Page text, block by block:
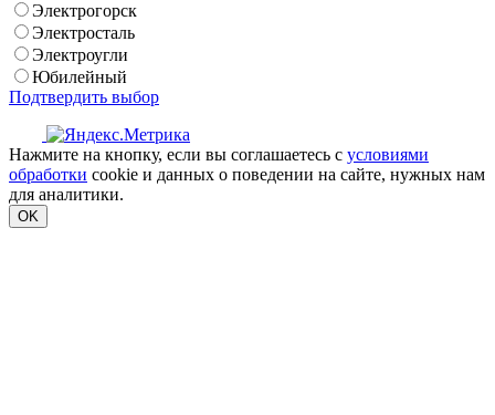
Электрогорск
Электросталь
Электроугли
Юбилейный
Подтвердить выбор
Нажмите на кнопку, если вы соглашаетесь с условиями
обработки cookie и данных о поведении на сайте, нужных нам
для аналитики.
OK